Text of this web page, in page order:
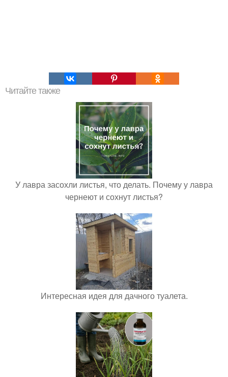
Читайте также
У лавра засохли листья, что делать. Почему у лавра
чернеют и сохнут листья?
Интересная идея для дачного туалета.